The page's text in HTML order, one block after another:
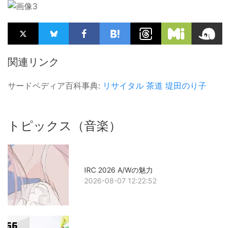
関連リンク
サードペディア百科事典: リサイタル 茶道 堤田のり子
トピックス（音楽）
IRC 2026 A/Wの魅力
2026-08-07 12:22:52